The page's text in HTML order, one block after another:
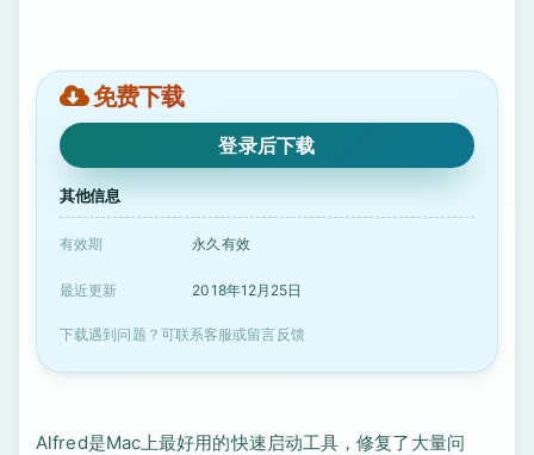
免费下载
登录后下载
其他信息
有效期 永久有效
最近更新 2018年12月25日
下载遇到问题？可联系客服或留言反馈
Alfred是Mac上最好用的快速启动工具，修复了大量问